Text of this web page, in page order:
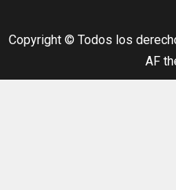
Copyright © Todos los
AF